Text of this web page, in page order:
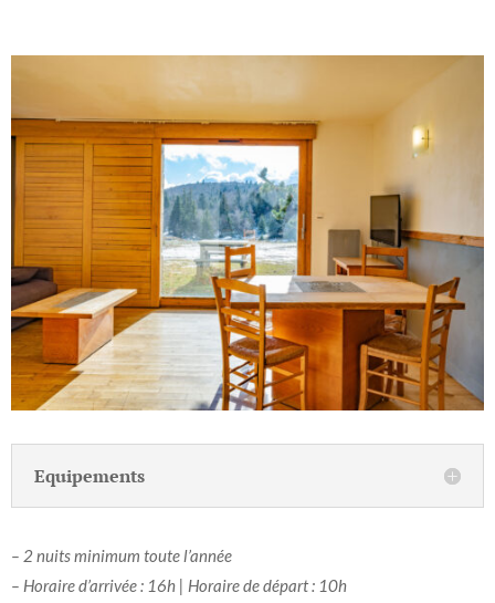
Equipements
– 2 nuits minimum toute l’année
– Horaire d’arrivée : 16h | Horaire de départ : 10h